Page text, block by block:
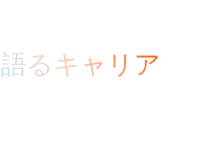
るキャリア